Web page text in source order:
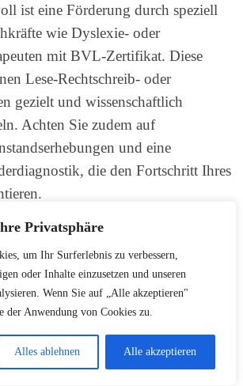
Privatsphäre
um Ihr Surferlebnis zu verbessern,
oder Inhalte einzusetzen und unseren
Wenn Sie auf „Alle akzeptieren"
der Anwendung von Cookies zu.
Alles ablehnen Alle akzeptieren
ist eine Förderung durch speziell
wie Dyslexie- oder
mit BVL-Zertifikat. Diese
Lese-Rechtschreib- oder
gezielt und wissenschaftlich
Achten Sie zudem auf
und eine
die den Fortschritt Ihres
staatliche